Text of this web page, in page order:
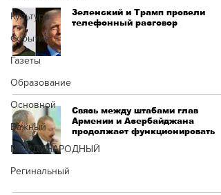
Культура
Cобытия
Газеты
Образование
Основной
Важный
МЕЖДУНАРОДНЫЙ
Регинальный
Зеленский и Трамп провели
телефонный разговор
Связь между штабами глав
Армении и Азербайджана
продолжает функционировать